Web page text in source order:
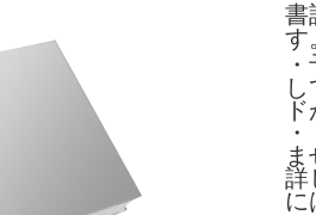
書
す
詳
に